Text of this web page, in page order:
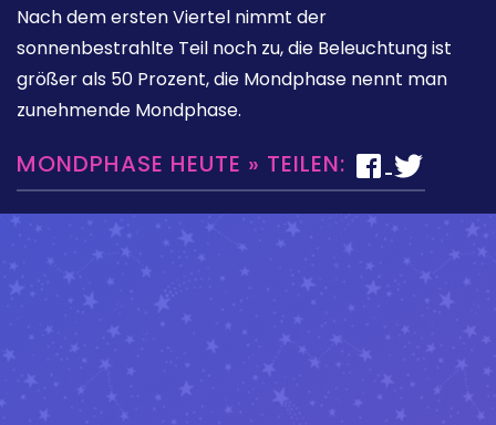
Nach dem ersten Viertel nimmt der
sonnenbestrahlte Teil noch zu, die Beleuchtung ist
größer als 50 Prozent, die Mondphase nennt man
zunehmende Mondphase.
MONDPHASE HEUTE » TEILEN: